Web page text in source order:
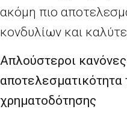
ακόμη πιο
κονδυλίων και
Απλούστεροι
αποτελεσματικότητα
χρηματοδότησης